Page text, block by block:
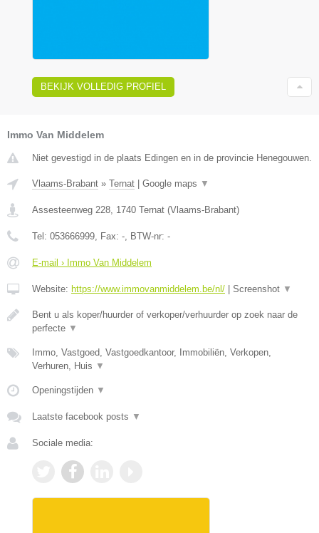
BEKIJK VOLLEDIG PROFIEL
Immo Van Middelem
Niet gevestigd in de plaats Edingen en in de provincie Henegouwen.
Vlaams-Brabant » Ternat Google maps ▼
Assesteenweg 228 1740 Ternat (Vlaams-Brabant)
Tel: 053666999 , Fax: - , BTW-nr: -
E-mail › Immo Van Middelem
Website: https://www.immovanmiddelem.be/nl/ Screenshot ▼
Bent u als koper/huurder of verkoper/verhuurder op zoek naar de
perfecte ▼
Immo, Vastgoed, Vastgoedkantoor, Immobiliën, Verkopen,
Verhuren, Huis ▼
Openingstijden ▼
Laatste facebook posts ▼
Sociale media: